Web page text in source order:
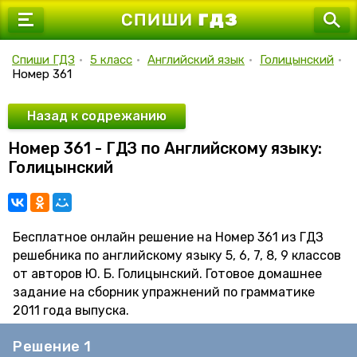
7 класс
9 класс
10 класс
11 класс
Спиши ГДЗ • 5 класс • Английский язык • Голицынский •
Номер 361
Назад к содрежанию
Номер 361 - ГДЗ по Английскому языку:
Голицынский
Бесплатное онлайн решение на Номер 361 из ГДЗ
решебника по английскому языку 5, 6, 7, 8, 9 классов
от авторов Ю. Б. Голицынский. Готовое домашнее
задание на сборник упражнений по грамматике
2011 года выпуска.
Решение 1